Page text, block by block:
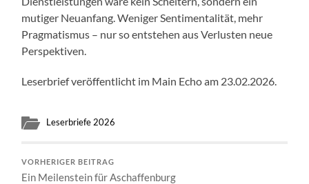
mutiger Neuanfang. Weniger Sentimentalität, mehr
Pragmatismus – nur so entstehen aus Verlusten neue
Perspektiven.
Leserbrief veröffentlicht im Main Echo am 23.02.2026.
Leserbriefe 2026
VORHERIGER BEITRAG
Ein Meilenstein für Aschaffenburg